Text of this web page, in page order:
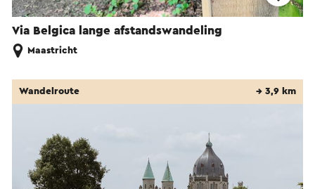
Via Belgica lange afstandswandeling
Maastricht
Wandelroute → 3,9 km